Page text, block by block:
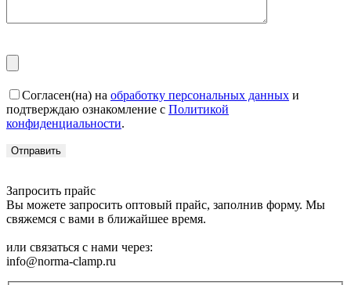
Согласен(на) на обработку персональных данных и
подтверждаю ознакомление с Политикой
конфиденциальности.
Запросить прайс
Вы можете запросить оптовый прайс, заполнив форму. Мы
свяжемся с вами в ближайшее время.
или связаться с нами через:
info@norma-clamp.ru